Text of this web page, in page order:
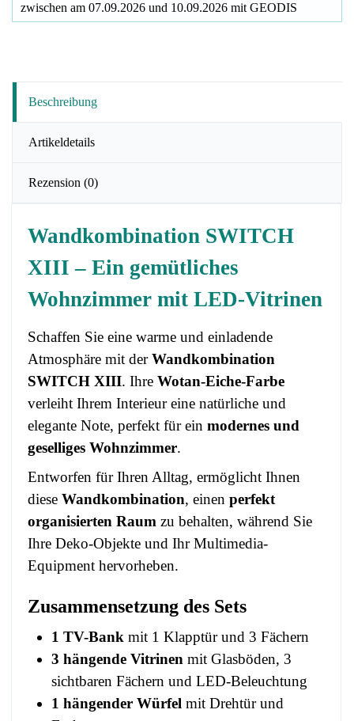
zwischen am 07.09.2026 und 10.09.2026 mit GEODIS
Beschreibung
Artikeldetails
Rezension (0)
Wandkombination SWITCH
XIII – Ein gemütliches
Wohnzimmer mit LED-Vitrinen
Schaffen Sie eine warme und einladende
Atmosphäre mit derWandkombination
SWITCH XIII. Ihre Wotan-Eiche-Farbe
verleiht Ihrem Interieur eine natürliche und
elegante Note, perfekt für ein modernes und
geselliges Wohnzimmer.
Entworfen für Ihren Alltag, ermöglicht Ihnen
diese Wandkombination, einen perfekt
organisierten Raum zu behalten, während Sie
Ihre Deko-Objekte und Ihr Multimedia-
Equipment hervorheben.
Zusammensetzung des Sets
1 TV-Bank mit 1 Klapptür und 3 Fächern
3 hängende Vitrinen mit Glasböden, 3
sichtbaren Fächern und LED-Beleuchtung
1 hängender Würfel mit Drehtür und